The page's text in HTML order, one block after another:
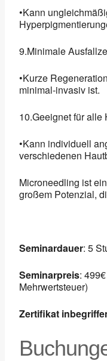
•Kann
9.Minimale
•Kurze
minimal-invasiv ist.
10.Geeignet für alle
•Kann individuell
verschiedenen
Microneedling ist
großem Potenzial,
Seminardauer: 5
Seminarpreis:
Mehrwertsteuer)
Zertifikat